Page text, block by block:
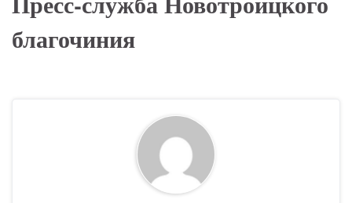
благочиния